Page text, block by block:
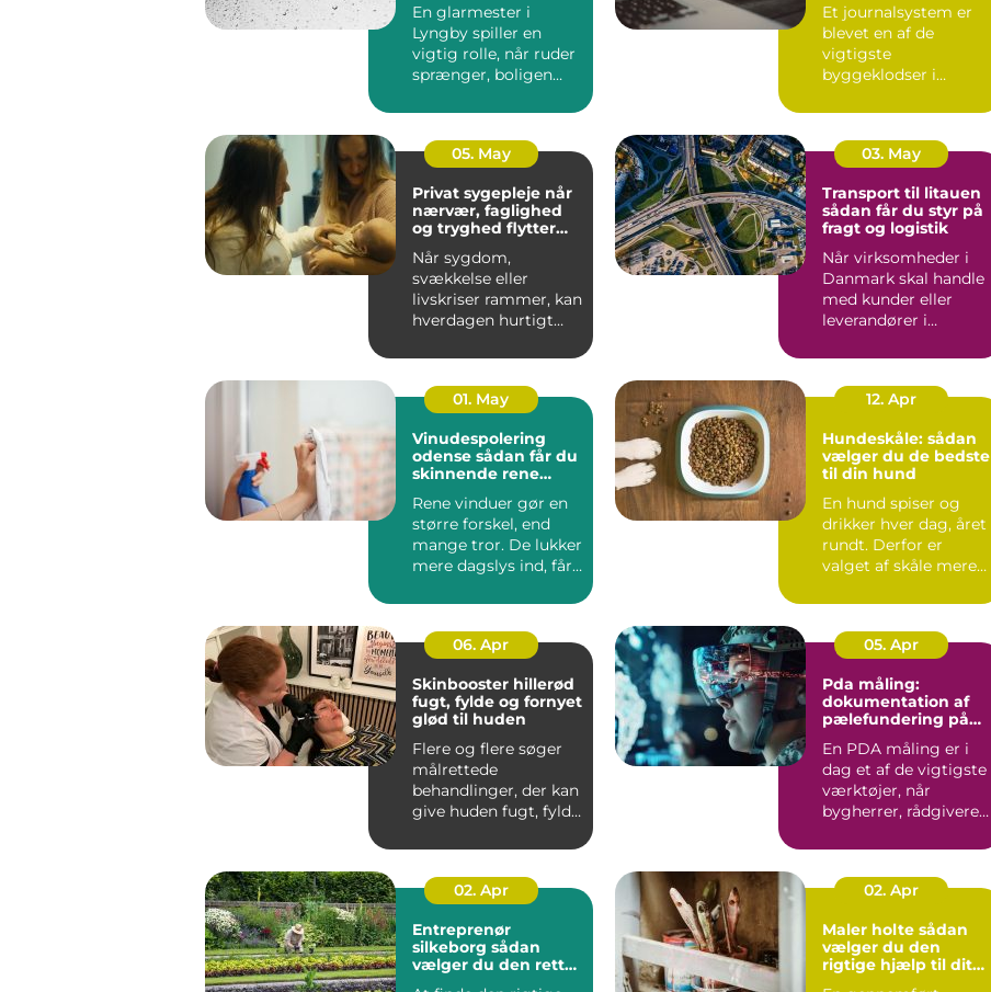
En glarmester i
Lyngby spiller en
vigtig rolle, når ruder
sprænger, boligen
el...
Et journalsystem er
blevet en af de
vigtigste
byggeklodser i
sundhedsvæsen. Når
læger, klini...
05. May
Privat sygepleje når
nærvær, faglighed
og tryghed flytter
Når sygdom,
svækkelse eller
livskriser rammer, kan
hverdagen hurtigt
Mange oplev...
03. May
Transport til litauen
sådan får du styr på
fragt og logistik
Når virksomheder i
Danmark skal handle
med kunder eller
leverandører i
transport t...
01. May
Vinudespolering
odense sådan får du
skinnende rene
Rene vinduer gør en
større forskel, end
mange tror. De lukker
mere dagslys ind, får
12. Apr
Hundeskåle: sådan
vælger du de bedste
til din hund
En hund spiser og
drikker hver dag, året
rundt. Derfor er
valget af skåle mere
06. Apr
Skinbooster hillerød
fugt, fylde og fornyet
glød til huden
Flere og flere søger
målrettede
behandlinger, der kan
give huden fugt, fylde
ændre a...
05. Apr
Pda måling:
dokumentation af
pælefundering på
byggeprojekter
En PDA måling er i
dag et af de vigtigste
værktøjer, når
bygherrer, rådgivere
s...
02. Apr
Entreprenør
silkeborg sådan
vælger du den rette
02. Apr
Maler holte sådan
vælger du den
rigtige hjælp til dit